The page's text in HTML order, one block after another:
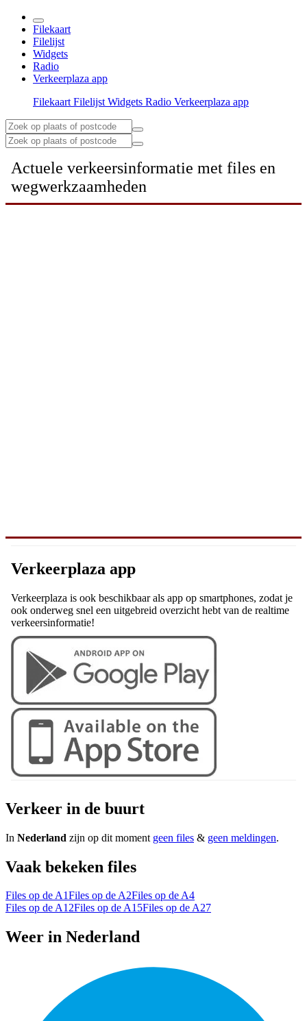
Filekaart
Filelijst
Widgets
Radio
Verkeerplaza app
Filekaart Filelijst Widgets Radio Verkeerplaza app
Actuele verkeersinformatie met files en
wegwerkzaamheden
Verkeerplaza app
Verkeerplaza is ook beschikbaar als app op smartphones, zodat je
ook onderweg snel een uitgebreid overzicht hebt van de realtime
verkeersinformatie!
Verkeer in de buurt
In Nederland zijn op dit moment geen files & geen meldingen.
Vaak bekeken files
Files op de A1Files op de A2Files op de A4
Files op de A12Files op de A15Files op de A27
Weer in Nederland